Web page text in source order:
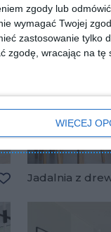
zgody lub
wymagać Twojej
zastosowanie tylko
zgodę, wracając na tę
WIĘCEJ
Jadalnia z